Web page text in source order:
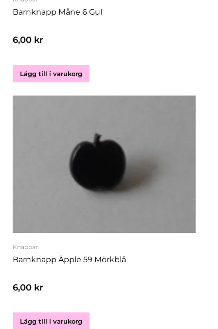
Barnknapp Måne 6 Gul
6,00 kr
Lägg till i varukorg
Knappar
Barnknapp Äpple 59 Mörkblå
6,00 kr
Lägg till i varukorg